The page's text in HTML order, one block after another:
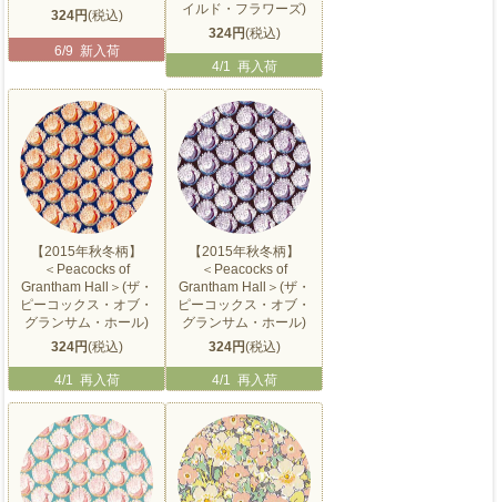
324円(税込)
6/9 新入荷
イルド・フラワーズ)
324円(税込)
4/1 再入荷
【2015年秋冬柄】
＜Peacocks of
Grantham Hall＞(ザ・
ピーコックス・オブ・
グランサム・ホール)
324円(税込)
4/1 再入荷
【2015年秋冬柄】
＜Peacocks of
Grantham Hall＞(ザ・
ピーコックス・オブ・
グランサム・ホール)
324円(税込)
4/1 再入荷